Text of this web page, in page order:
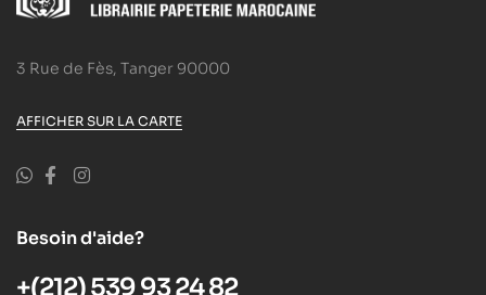
3 Rue de Fès, Tanger 90000
AFFICHER SUR LA CARTE
Besoin d'aide?
+(212) 539 93 24 82